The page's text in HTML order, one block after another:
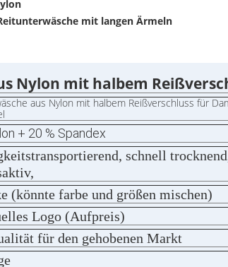
mit langen Ärmeln
Nylon mit halbem
aus Nylon mit halbem Reißverschluss für
+ 20 % Spandex
schnell
(könnte farbe und größen mischen)
Logo (Aufpreis)
für den gehobenen Markt